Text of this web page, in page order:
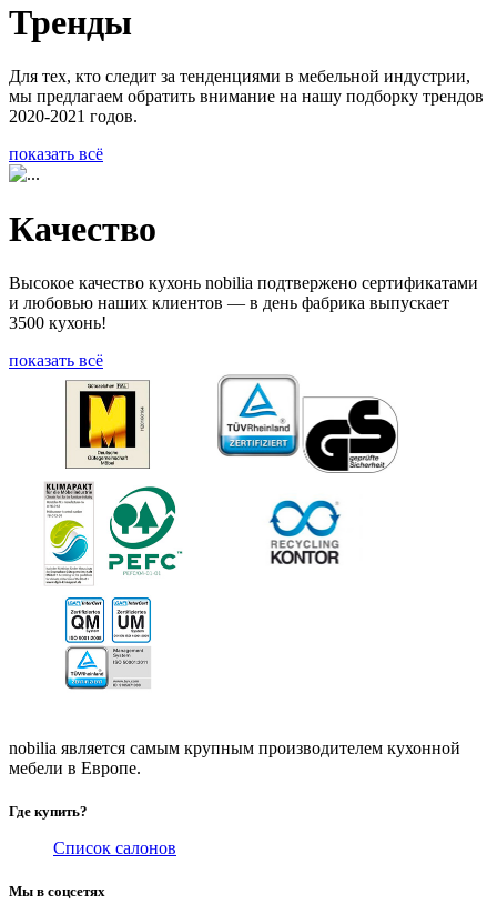
Тренды
Для тех, кто следит за тенденциями в мебельной индустрии,
мы предлагаем обратить внимание на нашу подборку трендов
2020-2021 годов.
показать всё
Качество
Высокое качество кухонь nobilia подтвержено сертификатами
и любовью наших клиентов — в день фабрика выпускает
3500 кухонь!
показать всё
nobilia является самым крупным производителем кухонной
мебели в Европе.
Где купить?
Список салонов
Мы в соцсетях